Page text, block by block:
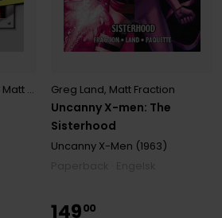
Matt Fraction
Uncanny X-men: The
Sisterhood
Greg Land, Matt Fraction
Uncanny X-Men (1963)
14900